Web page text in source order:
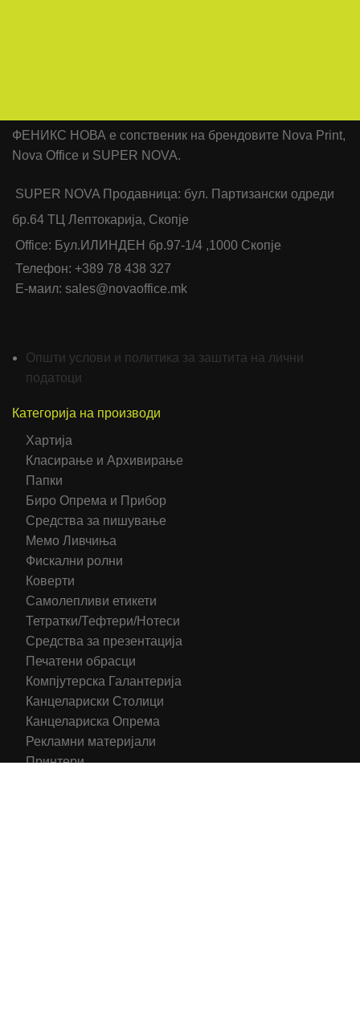
ФЕНИКС НОВА е сопственик на брендовите Nova Print,
Nova Office и SUPER NOVA.
SUPER NOVA Продавница: бул. Партизански одреди
бр.64 ТЦ Лептокарија, Скопје
Office: Бул.ИЛИНДЕН бр.97-1/4 ,1000 Скопје
Телефон: +389 78 438 327
Е-маил: sales@novaoffice.mk
Општи услови и политика за заштита на лични
податоци
Категорија на производи
Хартија
Класирање и Архивирање
Папки
Биро Опрема и Прибор
Средства за пишување
Мемо Ливчиња
Фискални ролни
Коверти
Самолепливи етикети
Тетратки/Тефтери/Нотеси
Средства за презентација
Печатени обрасци
Компјутерска Галантерија
Канцелариски Столици
Канцелариска Опрема
Рекламни материјали
Принтери